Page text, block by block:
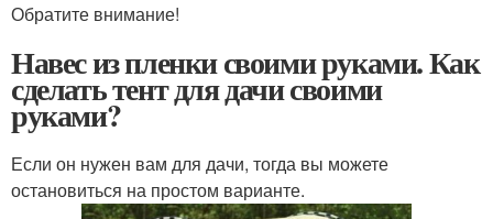
Обратите внимание!
Навес из пленки своими руками. Как
сделать тент для дачи своими
руками?
Если он нужен вам для дачи, тогда вы можете
остановиться на простом варианте.